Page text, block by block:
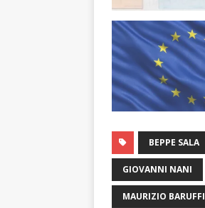
BEPPE SALA
GIOVANNI NANI
MAURIZIO BARUFFI